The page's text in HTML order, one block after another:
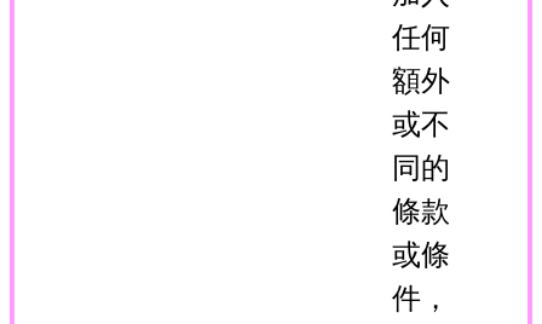
任何
額外
或不
同的
條款
或條
件，